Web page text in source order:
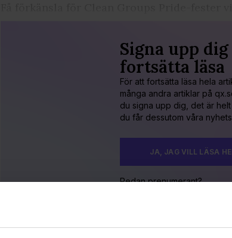
Signa upp
fortsätta läsa
För att fortsätta läsa hela
många andra artiklar på
du signa upp dig, det är
du får dessutom våra
JA, JAG VILL LÄSA
Redan prenumerant?